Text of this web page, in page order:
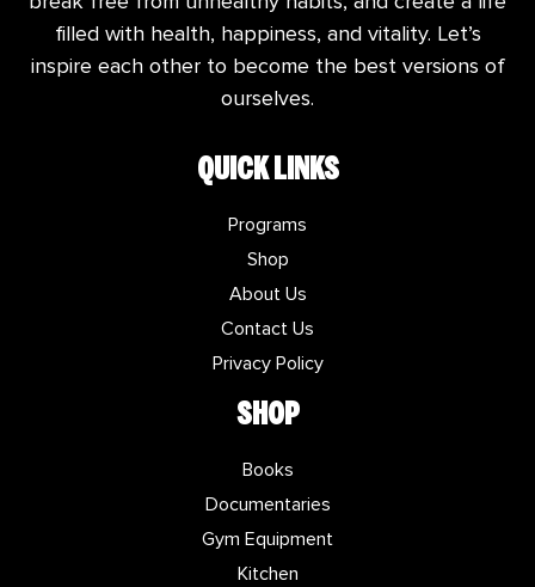
filled with health, happiness, and vitality. Let’s
inspire each other to become the best versions of
ourselves.
QUICK LINKS
Programs
Shop
About Us
Contact Us
Privacy Policy
SHOP
Books
Documentaries
Gym Equipment
Kitchen